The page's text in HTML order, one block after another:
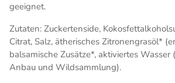
geeignet.
Zutaten: Zuckertenside,
Citrat, Salz, ätherisches Zitronengrasöl*
balsamische Zusätze*, aktiviertes Wasser
Anbau und Wildsammlung).